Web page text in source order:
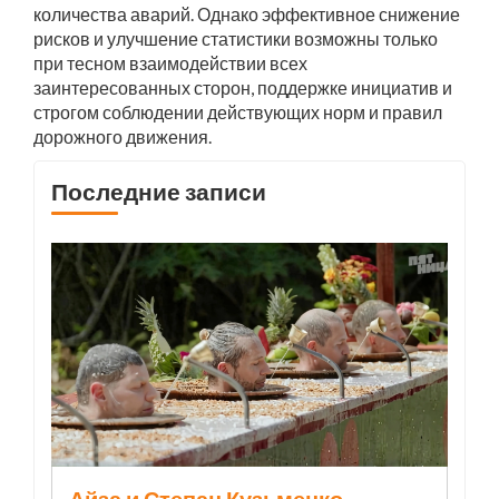
количества аварий. Однако эффективное снижение
рисков и улучшение статистики возможны только
при тесном взаимодействии всех
заинтересованных сторон, поддержке инициатив и
строгом соблюдении действующих норм и правил
дорожного движения.
Последние записи